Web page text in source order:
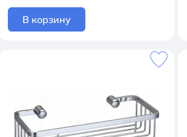
В корзину